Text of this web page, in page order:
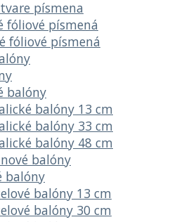
písmena
fóliové písmená
fóliové písmená
balóny
balóny 13 cm
balóny 33 cm
balóny 48 cm
balóny
balóny
balóny 13 cm
balóny 30 cm